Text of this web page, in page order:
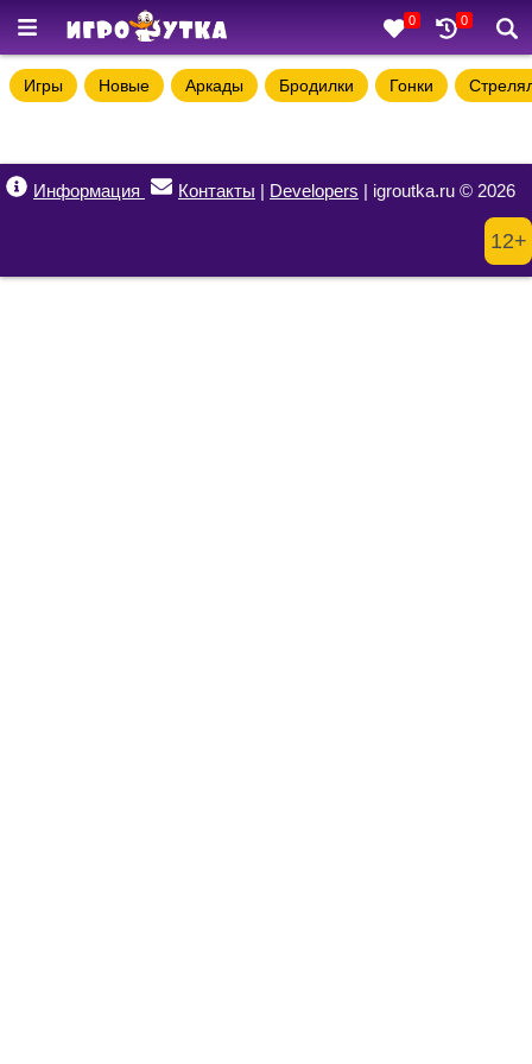
0 0
Игры Новые Аркады Бродилки Гонки
Информация Контакты | Developers | igroutka.ru © 2026
12+